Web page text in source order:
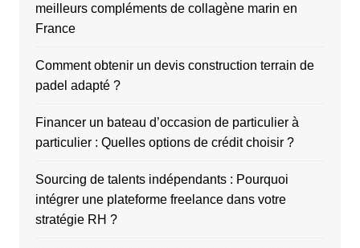
meilleurs compléments de collagène marin en
France
Comment obtenir un devis construction terrain de
padel adapté ?
Financer un bateau d’occasion de particulier à
particulier : Quelles options de crédit choisir ?
Sourcing de talents indépendants : Pourquoi
intégrer une plateforme freelance dans votre
stratégie RH ?